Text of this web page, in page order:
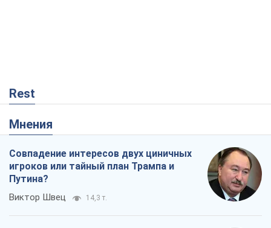
Rest
Мнения
Совпадение интересов двух циничных
игроков или тайный план Трампа и
Путина?
Виктор Швец 14,3 т.